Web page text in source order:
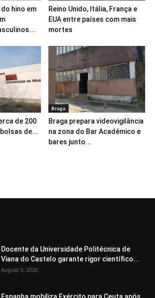
hino em
Reino Unido, Itália, França e
EUA entre países com mais
mortes
de 200
de...
Braga
Braga prepara videovigilância
na zona do Bar Académico e
bares junto...
Docente da Universidade Politécnica de
Viana do Castelo garante rigor científico...
August 5, 2026